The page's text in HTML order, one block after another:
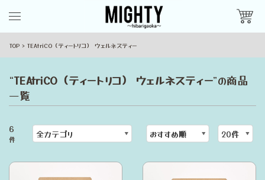
TOP TEAtriCO（ティートリコ） ウェルネスティー
“TEAtriCO（ティートリコ） ウェルネスティー”の商品
一覧
6
件